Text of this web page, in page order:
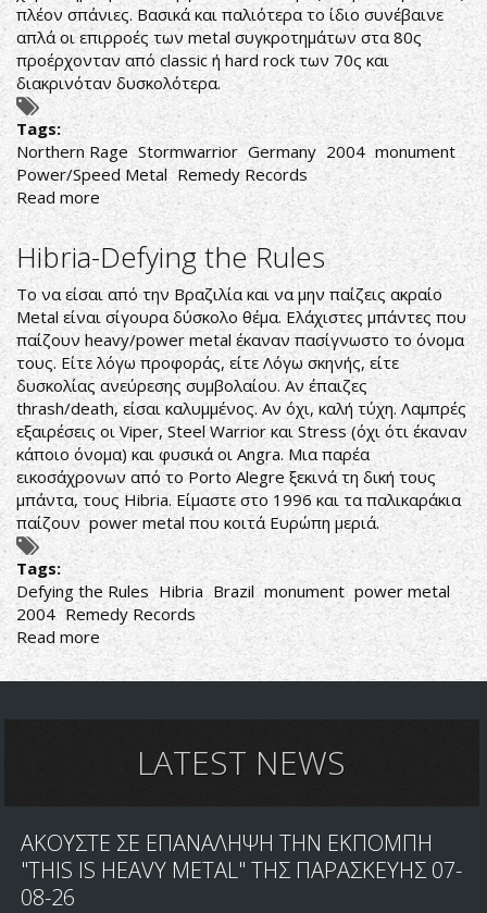
πλέον σπάνιες. Βασικά και παλιότερα το ίδιο συνέβαινε
απλά οι επιρροές των metal συγκροτημάτων στα 80ς
προέρχονταν από classic ή hard rock των 70ς και
διακρινόταν δυσκολότερα.
Tags:
Northern Rage Stormwarrior Germany 2004 monument
Power/Speed Metal Remedy Records
Read more about
Stormwarrior-
Northern
Rage
Hibria-Defying the Rules
Το να είσαι από την Βραζιλία και να μην παίζεις ακραίο
Metal είναι σίγουρα δύσκολο θέμα. Ελάχιστες μπάντες που
παίζουν heavy/power metal έκαναν πασίγνωστο το όνομα
τους. Είτε λόγω προφοράς, είτε Λόγω σκηνής, είτε
δυσκολίας ανεύρεσης συμβολαίου. Αν έπαιζες
thrash/death, είσαι καλυμμένος. Αν όχι, καλή τύχη. Λαμπρές
εξαιρέσεις οι Viper, Steel Warrior και Stress (όχι ότι έκαναν
κάποιο όνομα) και φυσικά οι Angra. Μια παρέα
εικοσάχρονων από το Porto Alegre ξεκινά τη δική τους
μπάντα, τους Hibria. Είμαστε στο 1996 και τα παλικαράκια
παίζουν power metal που κοιτά Ευρώπη μεριά.
Tags:
Defying the Rules Hibria Brazil monument power metal
2004 Remedy Records
Read more about
Hibria-
Defying
LATEST NEWS
ΑΚΟΥΣΤΕ ΣΕ ΕΠΑΝΑΛΗΨΗ ΤΗΝ ΕΚΠΟΜΠΗ
"THIS IS HEAVY METAL" ΤΗΣ ΠΑΡΑΣΚΕΥΗΣ 07-
08-26